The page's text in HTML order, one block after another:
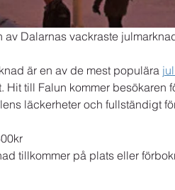
av Dalarnas vackraste
är en av de mest populära
Hit till Falun kommer
läckerheter och fullständigt
tillkommer på plats eller